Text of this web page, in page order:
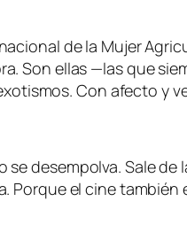
de la Mujer
Son ellas —las que
Con afecto y
desempolva. Sale
Porque el cine